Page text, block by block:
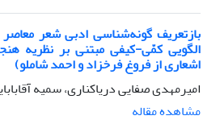
بازتعریف گونه‌شناسی ادبی شعر
الگویی کمّی-کیفی مبتنی بر نظریه
اشعاری از فروغ فرخزاد و احمد شاملو)
امیرمهدی صفایی دریاکناری، سمیه
مشاهده مقاله